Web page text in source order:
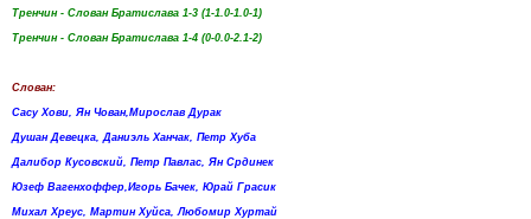
Тренчин - Слован Братислава 1-3 (1-1.0-1.0-1)
Тренчин - Слован Братислава 1-4 (0-0.0-2.1-2)
Слован:
Сасу Хови, Ян Чован,Мирослав Дурак
Душан Девецка, Даниэль Ханчак, Петр Хуба
Далибор Кусовский, Петр Павлас, Ян Срдинек
Юзеф Вагенхоффер,Игорь Бачек, Юрай Грасик
Михал Хреус, Мартин Хуйса, Любомир Хуртай